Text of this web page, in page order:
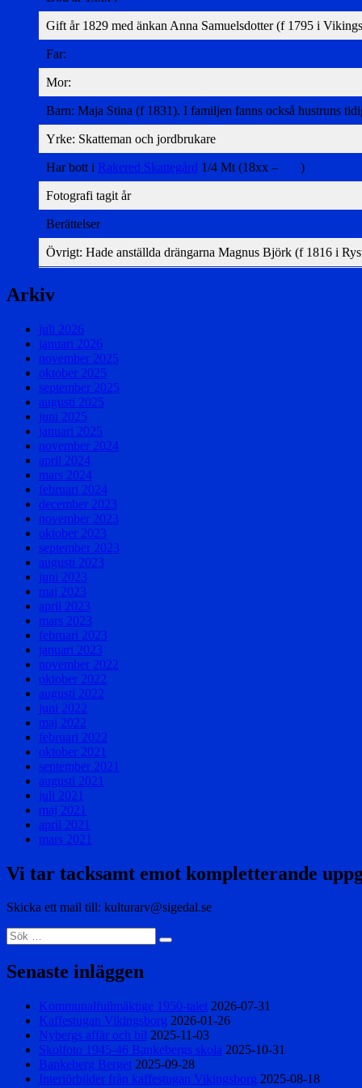
Gift år 1829 med änkan Anna Samuelsdotter (f 1795 i
Far:
Mor:
Barn: Maja Stina (f 1831). I familjen fanns också hustruns
Yrke: Skatteman och jordbrukare
Har bott i Rakered Skattegård 1/4 Mt (18xx – )
Fotografi tagit år
Berättelser
Övrigt: Hade anställda drängarna Magnus Björk (f 1816 i
Arkiv
juli 2026
januari 2026
november 2025
oktober 2025
september 2025
augusti 2025
juni 2025
januari 2025
november 2024
april 2024
mars 2024
februari 2024
december 2023
november 2023
oktober 2023
september 2023
augusti 2023
juni 2023
maj 2023
april 2023
mars 2023
februari 2023
januari 2023
november 2022
oktober 2022
augusti 2022
juni 2022
maj 2022
februari 2022
oktober 2021
september 2021
augusti 2021
juli 2021
maj 2021
april 2021
mars 2021
Vi tar tacksamt emot kompletterande
Skicka ett mail till: kulturarv@sigedal.se
Sök
efter:
Sök
Senaste inläggen
Kommunalfullmäktige 1950-talet 2026-07-31
Kaffestugan Vikingsborg 2026-01-26
Nybergs affär och bil 2025-11-03
Skolfoto 1945-46 Bankebergs skola 2025-10-31
Bankeberg Berget 2025-09-28
Interiörbilder från kaffestugan Vikingsborg 2025-08-18